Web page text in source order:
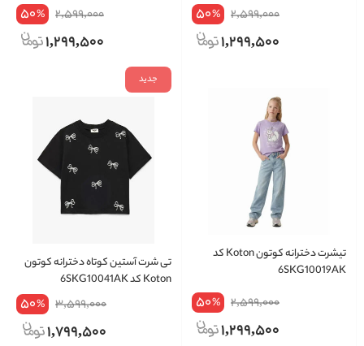
2,599,000
50%
1,299,500
2,599,000
50%
1,299,500
تیشرت دخترانه کوتون Koton کد
6SKG10019AK
2,599,000
50%
1,299,500
جدید
تی شرت آستین کوتاه دخترانه کوتون
Koton کد 6SKG10041AK
3,599,000
50%
1,799,500